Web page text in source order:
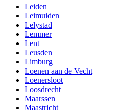
Leiden
Leimuiden
Lelystad
Lemmer
Lent
Leusden
Limburg
Loenen aan de Vecht
Loenersloot
Loosdrecht
Maarssen
Maastricht